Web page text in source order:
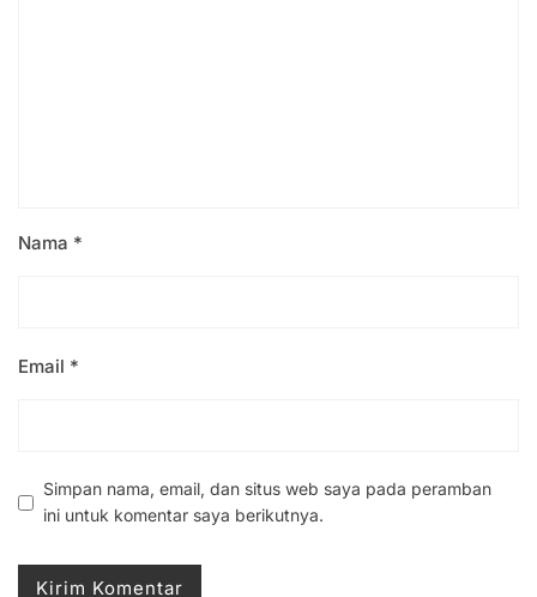
Nama *
Email *
Simpan nama, email, dan situs web saya pada peramban
ini untuk komentar saya berikutnya.